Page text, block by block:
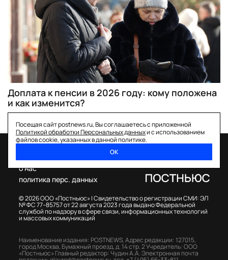
Доплата к пенсии в 2026 году: кому положена
и как изменится?
Посещая сайт postnews.ru, Вы соглашаетесь с приложенной
Политикой обработки Персональных данныхи с использованием
файлов cookie, указанных в данной политике.
ОК
© 2026 ООО «Постньюс» |Свидетельство о регистрации СМИ: ЭЛ
№ ФС 77–85757 от 22 августа 2023 года выдано Федеральной
службой по надзору в сфере связи, информационных технологий
и массовых коммуникаций
о нас
политика перс. данных
Наименование издания: POSTNEWS,Адрес редакции: 127015,
город Москва, Бумажный проезд, д. 14 стр. 2Учредитель: ООО
«Постньюс» Главный редактор: Чудин А.А.Электронная почта